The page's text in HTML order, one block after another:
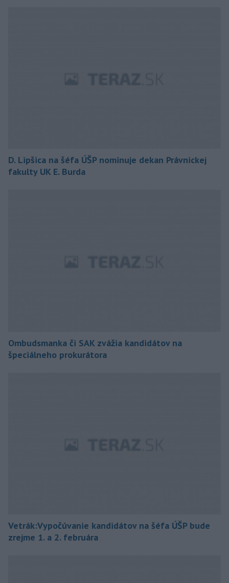
D. Lipšica na šéfa ÚŠP nominuje dekan Právnickej
fakulty UK E. Burda
Ombudsmanka či SAK zvážia kandidátov na
špeciálneho prokurátora
Vetrák:Vypočúvanie kandidátov na šéfa ÚŠP bude
zrejme 1. a 2. februára